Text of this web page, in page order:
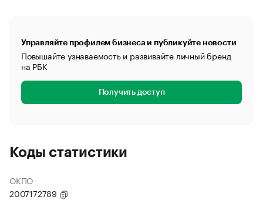
Управляйте профилем бизнеса и публикуйте новости
Повышайте узнаваемость и развивайте личный бренд
на РБК
Получить доступ
Коды статистики
ОКПО
2007172789